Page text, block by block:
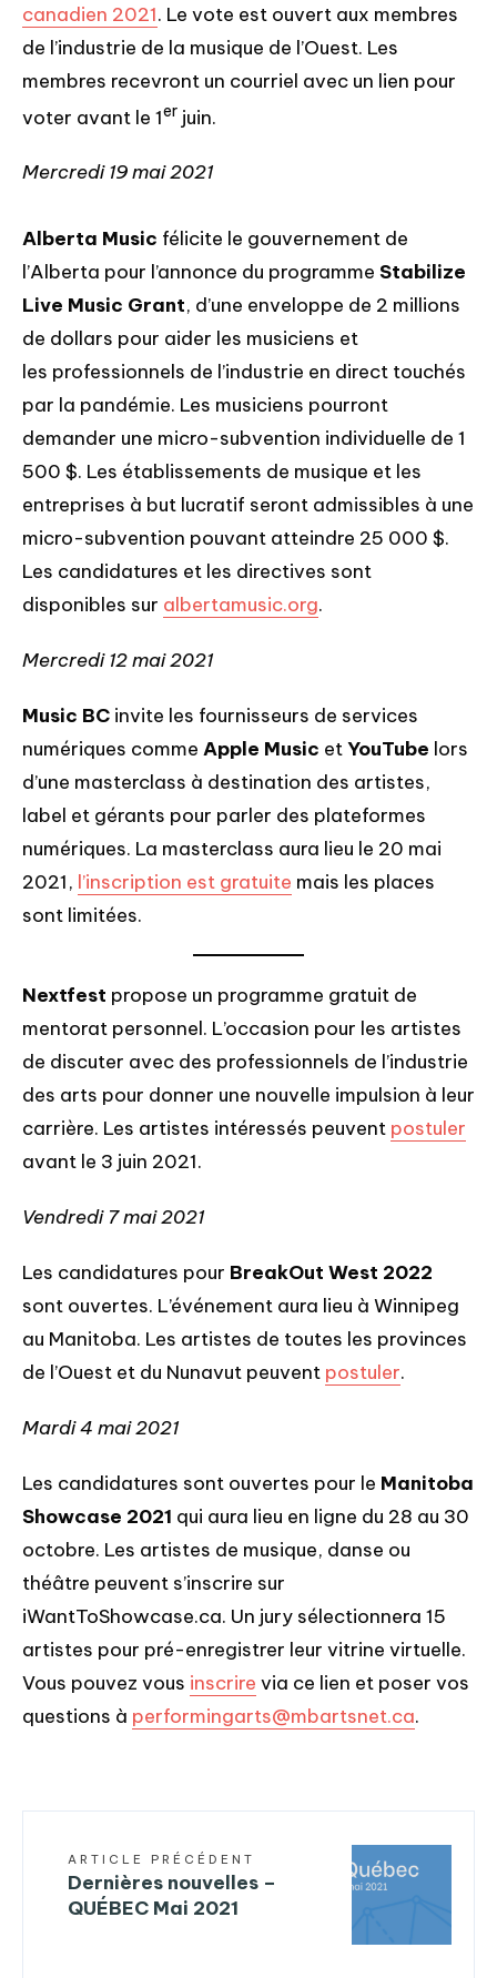
canadien 2021. Le vote est ouvert aux membres
de l’industrie de la musique de l’Ouest. Les
membres recevront un courriel avec un lien pour
voter avant le 1er juin.
Mercredi 19 mai 2021
Alberta Music félicite le gouvernement de
l’Alberta pour l’annonce du programme Stabilize
Live Music Grant, d’une enveloppe de 2 millions
de dollars pour aider les musiciens et
les professionnels de l’industrie en direct touchés
par la pandémie. Les musiciens pourront
demander une micro-subvention individuelle de 1
500 $. Les établissements de musique et les
entreprises à but lucratif seront admissibles à une
micro-subvention pouvant atteindre 25 000 $.
Les candidatures et les directives sont
disponibles sur albertamusic.org.
Mercredi 12 mai 2021
Music BC invite les fournisseurs de services
numériques comme Apple Music etYouTube lors
d’une masterclass à destination des artistes,
label et gérants pour parler des plateformes
numériques. La masterclass aura lieu le 20 mai
2021, l’inscription est gratuite mais les places
sont limitées.
Nextfest propose un programme gratuit de
mentorat personnel. L’occasion pour les artistes
de discuter avec des professionnels de l’industrie
des arts pour donner une nouvelle impulsion à leur
carrière. Les artistes intéressés peuvent postuler
avant le 3 juin 2021.
Vendredi 7 mai 2021
Les candidatures pour BreakOut West 2022
sont ouvertes. L’événement aura lieu à Winnipeg
au Manitoba. Les artistes de toutes les provinces
de l’Ouest et du Nunavut peuvent postuler.
Mardi 4 mai 2021
Les candidatures sont ouvertes pour le Manitoba
Showcase 2021 qui aura lieu en ligne du 28 au 30
octobre. Les artistes de musique, danse ou
théâtre peuvent s’inscrire sur
iWantToShowcase.ca. Un jury sélectionnera 15
artistes pour pré-enregistrer leur vitrine virtuelle.
Vous pouvez vous inscrire via ce lien et poser vos
questions à performingarts@mbartsnet.ca.
ARTICLE PRÉCÉDENT
Dernières nouvelles –
QUÉBEC Mai 2021